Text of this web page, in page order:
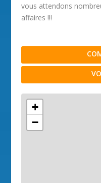
vous attendons
affaires !!!
+
−